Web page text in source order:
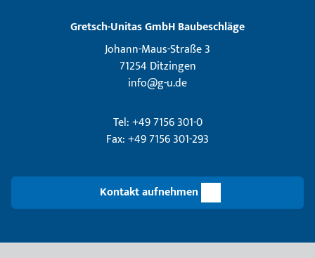
Gretsch­-Unitas GmbH Baubeschläge
Johann-Maus-Straße 3
71254 Ditzingen
info@g-u.de
Tel: +49 7156 301-0
Fax: +49 7156 301-293
Kontakt aufnehmen